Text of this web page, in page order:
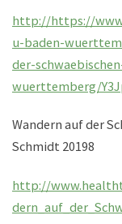
http://https://
u-baden-
der-
wuerttemberg/
Wandern auf der
Schmidt 20198
http://